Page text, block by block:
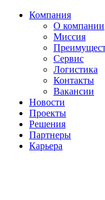
Компания
О компании
Миссия
Сервис
Логистика
Контакты
Вакансии
Новости
Проекты
Решения
Партнеры
Карьера